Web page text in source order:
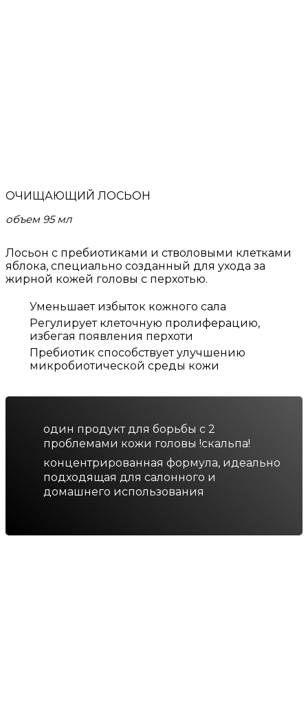
ОЧИЩАЮЩИЙ ЛОСЬОН
объем 95 мл
Лосьон с пребиотиками и стволовыми клетками
яблока, специально созданный для ухода за
жирной кожей головы с перхотью.
Уменьшает избыток кожного сала
Регулирует клеточную пролиферацию,
избегая появления перхоти
Пребиотик способствует улучшению
микробиотической среды кожи
один продукт для борьбы с 2
проблемами кожи головы !скальпа!
концентрированная формула, идеально
подходящая для салонного и
домашнего использования